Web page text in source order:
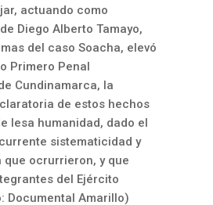
actuando como
Diego Alberto Tamayo,
del caso Soacha, elevó
Primero Penal
Cundinamarca, la
de estos hechos
lesa humanidad, dado el
sistematicidad y
que ocrurrieron, y que
del Ejército
Documental Amarillo)